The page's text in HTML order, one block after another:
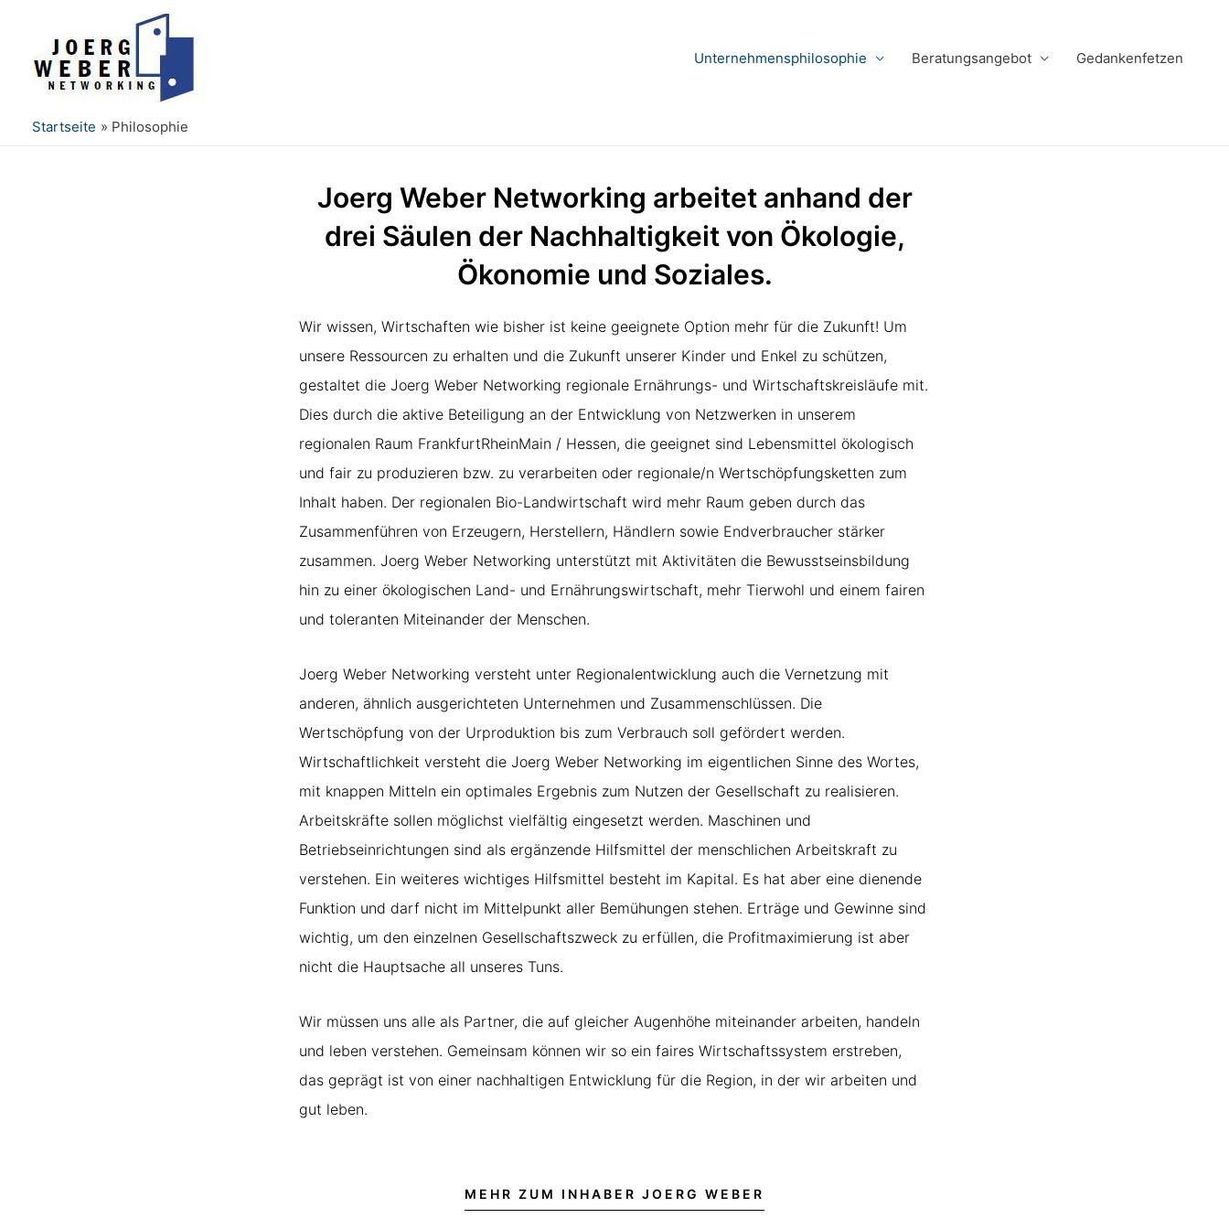
Unternehmensphilosophie Beratungsangebot Gedankenfetzen
Startseite Philosophie
Joerg Weber Networking arbeitet anhand der
drei Säulen der Nachhaltigkeit von Ökologie,
Ökonomie und Soziales.​
Wir wissen, Wirtschaften wie bisher ist keine geeignete Option mehr für die Zukunft! Um
unsere Ressourcen zu erhalten und die Zukunft unserer Kinder und Enkel zu schützen,
gestaltet die Joerg Weber Networking regionale Ernährungs- und Wirtschaftskreisläufe mit.
Dies durch die aktive Beteiligung an der Entwicklung von Netzwerken in unserem
regionalen Raum FrankfurtRheinMain / Hessen, die geeignet sind Lebensmittel ökologisch
und fair zu produzieren bzw. zu verarbeiten oder regionale/n Wertschöpfungsketten zum
Inhalt haben. Der regionalen Bio-Landwirtschaft wird mehr Raum geben durch das
Zusammenführen von Erzeugern, Herstellern, Händlern sowie Endverbraucher stärker
zusammen. Joerg Weber Networking unterstützt mit Aktivitäten die Bewusstseinsbildung
hin zu einer ökologischen Land- und Ernährungswirtschaft, mehr Tierwohl und einem fairen
und toleranten Miteinander der Menschen.
Joerg Weber Networking versteht unter Regionalentwicklung auch die Vernetzung mit
anderen, ähnlich ausgerichteten Unternehmen und Zusammenschlüssen. Die
Wertschöpfung von der Urproduktion bis zum Verbrauch soll gefördert werden.
Wirtschaftlichkeit versteht die Joerg Weber Networking im eigentlichen Sinne des Wortes,
mit knappen Mitteln ein optimales Ergebnis zum Nutzen der Gesellschaft zu realisieren.
Arbeitskräfte sollen möglichst vielfältig eingesetzt werden. Maschinen und
Betriebseinrichtungen sind als ergänzende Hilfsmittel der menschlichen Arbeitskraft zu
verstehen. Ein weiteres wichtiges Hilfsmittel besteht im Kapital. Es hat aber eine dienende
Funktion und darf nicht im Mittelpunkt aller Bemühungen stehen. Erträge und Gewinne sind
wichtig, um den einzelnen Gesellschaftszweck zu erfüllen, die Profitmaximierung ist aber
nicht die Hauptsache all unseres Tuns.
Wir müssen uns alle als Partner, die auf gleicher Augenhöhe miteinander arbeiten, handeln
und leben verstehen. Gemeinsam können wir so ein faires Wirtschaftssystem erstreben,
das geprägt ist von einer nachhaltigen Entwicklung für die Region, in der wir arbeiten und
gut leben.
MEHR ZUM INHABER JOERG WEBER